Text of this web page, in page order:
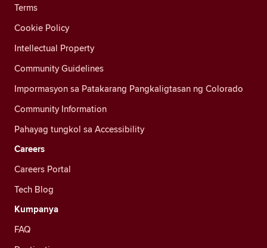
Terms
Cookie Policy
Intellectual Property
Community Guidelines
Impormasyon sa Patakarang Pangkaligtasan ng Colorado
Community Information
Pahayag tungkol sa Accessibility
Careers
Careers Portal
Tech Blog
Kumpanya
FAQ